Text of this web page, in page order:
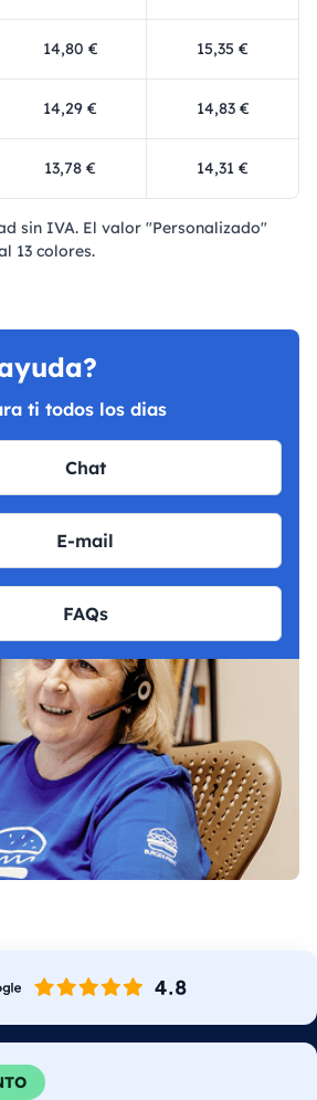
14,80 € 15,35 €
14,29 € 14,83 €
13,78 € 14,31 €
sin IVA. El valor "Personalizado"
13 colores.
ti todos los dias
Chat
E-mail
FAQs